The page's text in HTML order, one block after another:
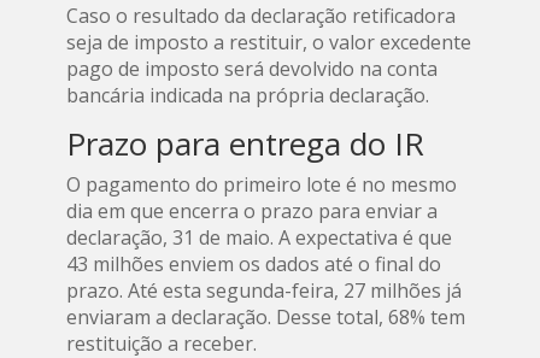
Caso o resultado da declaração retificadora
seja de imposto a restituir, o valor excedente
pago de imposto será devolvido na conta
bancária indicada na própria declaração.
Prazo para entrega do IR
O pagamento do primeiro lote é no mesmo
dia em que encerra o prazo para enviar a
declaração, 31 de maio. A expectativa é que
43 milhões enviem os dados até o final do
prazo. Até esta segunda-feira, 27 milhões já
enviaram a declaração. Desse total, 68% tem
restituição a receber.